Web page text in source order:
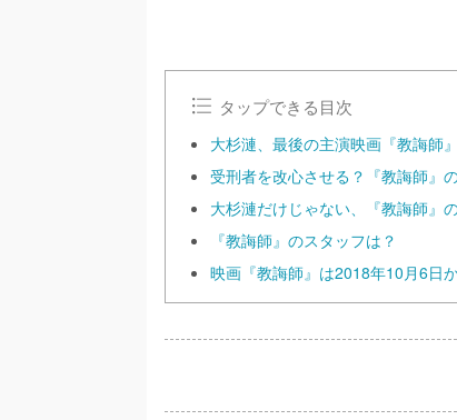
タップできる目次
大杉漣、最後の主演映画『教誨師
受刑者を改心させる？『教誨師』
大杉漣だけじゃない、『教誨師』
『教誨師』のスタッフは？
映画『教誨師』は2018年10月6日